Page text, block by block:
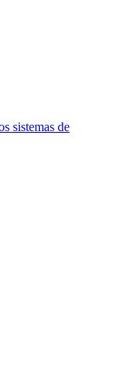
sistemas de